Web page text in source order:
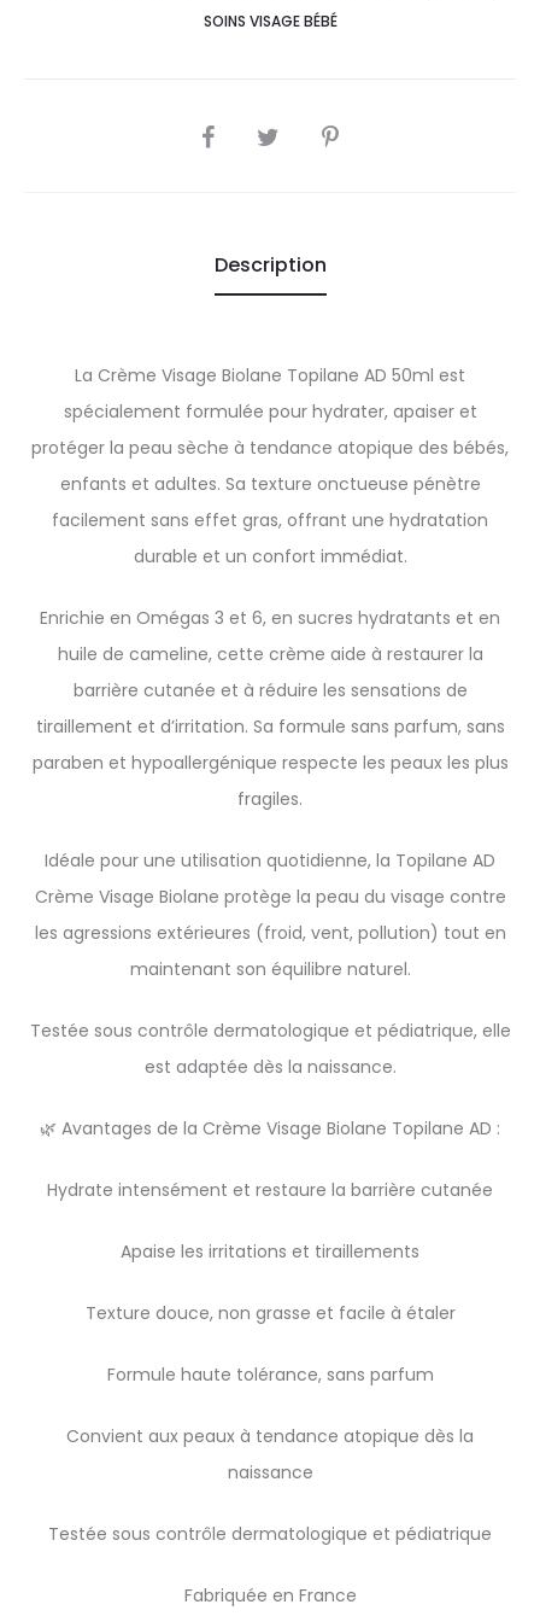
SOINS VISAGE BÉBÉ
SHARE
Description
La Crème Visage Biolane Topilane AD 50ml est
spécialement formulée pour hydrater, apaiser et
protéger la peau sèche à tendance atopique des bébés,
enfants et adultes. Sa texture onctueuse pénètre
facilement sans effet gras, offrant une hydratation
durable et un confort immédiat.
Enrichie en Omégas 3 et 6, en sucres hydratants et en
huile de cameline, cette crème aide à restaurer la
barrière cutanée et à réduire les sensations de
tiraillement et d’irritation. Sa formule sans parfum, sans
paraben et hypoallergénique respecte les peaux les plus
fragiles.
Idéale pour une utilisation quotidienne, la Topilane AD
Crème Visage Biolane protège la peau du visage contre
les agressions extérieures (froid, vent, pollution) tout en
maintenant son équilibre naturel.
Testée sous contrôle dermatologique et pédiatrique, elle
est adaptée dès la naissance.
🌿 Avantages de la Crème Visage Biolane Topilane AD :
Hydrate intensément et restaure la barrière cutanée
Apaise les irritations et tiraillements
Texture douce, non grasse et facile à étaler
Formule haute tolérance, sans parfum
Convient aux peaux à tendance atopique dès la
naissance
Testée sous contrôle dermatologique et pédiatrique
Fabriquée en France